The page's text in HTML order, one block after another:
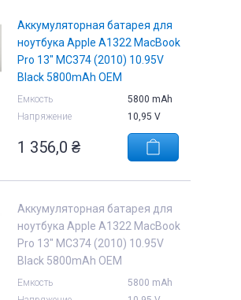
Аккумуляторная батарея для
ноутбука Apple A1322 MacBook
Pro 13" MC374 (2010) 10.95V
Black 5800mAh OEM
Емкость
5800 mAh
Напряжение
10,95 V
1 356,0 ₴
Аккумуляторная батарея для
ноутбука Apple A1322 MacBook
Pro 13" MC374 (2010) 10.95V
Black 5800mAh OEM
Емкость
5800 mAh